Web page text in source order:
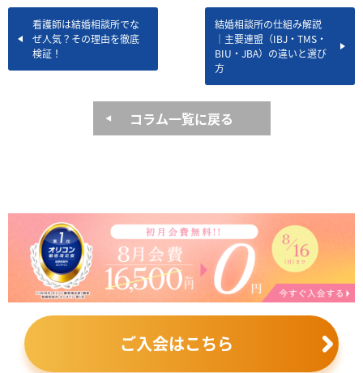
看護師は結婚相談所でな
ぜ人気？その理由を徹底
検証！
結婚相談所の仕組み解説
｜主要連盟（IBJ・TMS・
BIU・JBA）の違いと選び
方
コラム一覧に戻る
ご入会はこちら